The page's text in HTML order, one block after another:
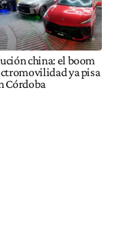
china: el boom
ya pisa
Córdoba